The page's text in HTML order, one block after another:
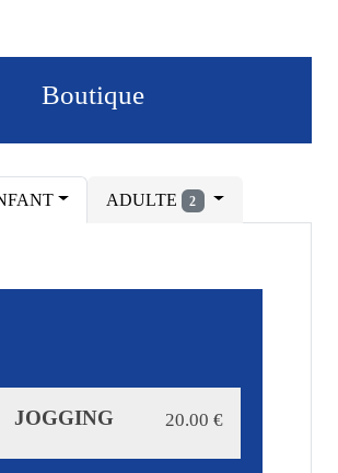
Boutique
ADULTE 2
JOGGING 20.00 €